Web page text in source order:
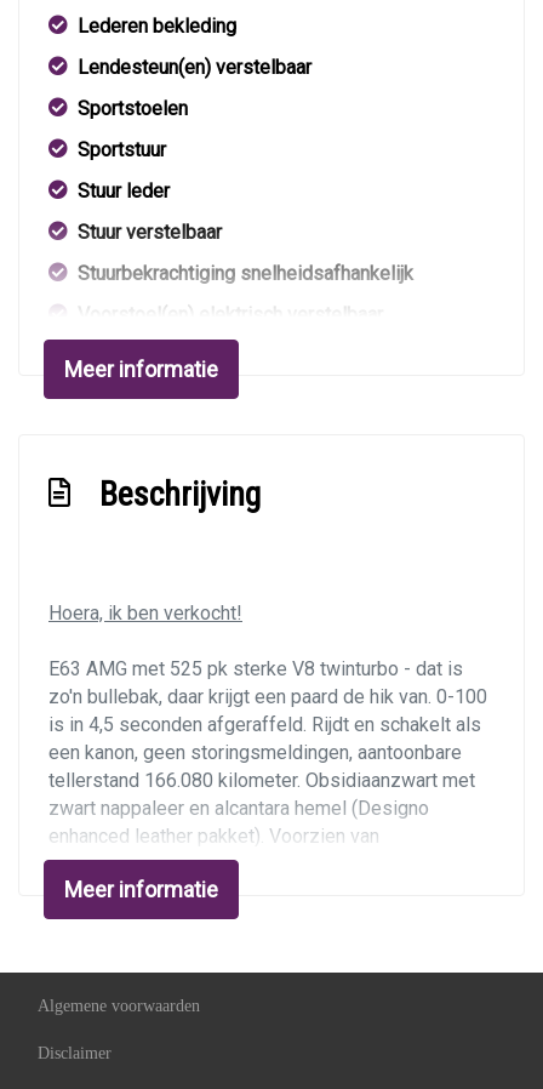
Lederen bekleding
Lendesteun(en) verstelbaar
Sportstoelen
Sportstuur
Stuur leder
Stuur verstelbaar
Stuurbekrachtiging snelheidsafhankelijk
Voorstoel(en) elektrisch verstelbaar
Voorstoelen verwarmd
Overige
Anti doorslip regeling
Brake assist system
Elektronisch stabiliteits programma
Hoofd airbag(s) achter
Hoofd airbag(s) voor
Knie airbag(s)
Passagiersairbag
Zij airbag(s) voor
Exterieur
Amg-styling
verwarmbaar
Meer informatie
Beschrijving
Hoera, ik ben verkocht!
E63 AMG met 525 pk sterke V8 twinturbo - dat is
zo'n bullebak, daar krijgt een paard de hik van. 0-100
is in 4,5 seconden afgeraffeld. Rijdt en schakelt als
een kanon, geen storingsmeldingen, aantoonbare
tellerstand 166.080 kilometer. Obsidiaanzwart met
zwart nappaleer en alcantara hemel (Designo
enhanced leather pakket). Voorzien van
panoramadak, keyless-go, achteruitrijcamera,
stoelverwarming, Harman Kardon, Comand navigatie,
Airmatic, Intelligent Light System en
verkeersbordherkenning. Apk tot 23-05-2026.
en is als 11 maanden jonge auto naar Nederland
Meer informatie
Algemene voorwaarden
Disclaimer